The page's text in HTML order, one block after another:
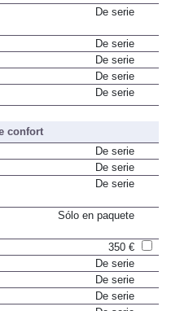
De serie
De serie
De serie
De serie
De serie
confort
De serie
De serie
De serie
Sólo en paquete
350 €
De serie
De serie
De serie